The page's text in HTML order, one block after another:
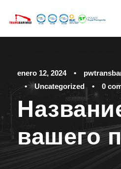
enero 12, 2024 •
•
Uncategorized • 0
вашего